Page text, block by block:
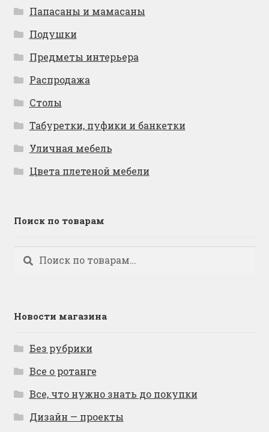
Папасаны и мамасаны
Подушки
Предметы интерьера
Распродажа
Столы
Табуретки, пуфики и банкетки
Уличная мебель
Цвета плетеной мебели
Поиск по товарам
Искать:
Поиск
Новости магазина
Без рубрики
Все о ротанге
Все, что нужно знать до покупки
Дизайн — проекты